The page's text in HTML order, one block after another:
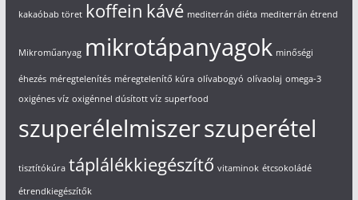
kakaóbab töret koffein kávé mediterrán diéta mediterrán étrend
Mikroműanyag mikrotápanyagok minőségi
éhezés méregtelenítés méregtelenítő kúra olívabogyó olívaolaj omega-3
oxigénes víz oxigénnel dúsított víz superfood
szuperélelmiszerszuperétel
tisztítókúra táplálékkiegészítő vitaminok étcsokoládé
étrendkiegészítők